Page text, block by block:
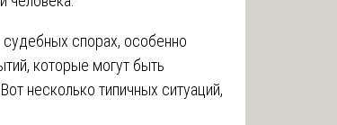
судебных спорах, особенно
которые могут быть
несколько типичных ситуаций,